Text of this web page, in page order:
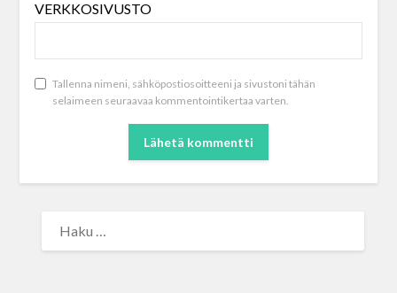
VERKKOSIVUSTO
Tallenna nimeni, sähköpostiosoitteeni ja sivustoni tähän
selaimeen seuraavaa kommentointikertaa varten.